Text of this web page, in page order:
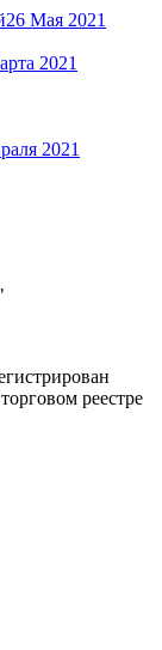
26 Мая 2021
2021
2021
реестре